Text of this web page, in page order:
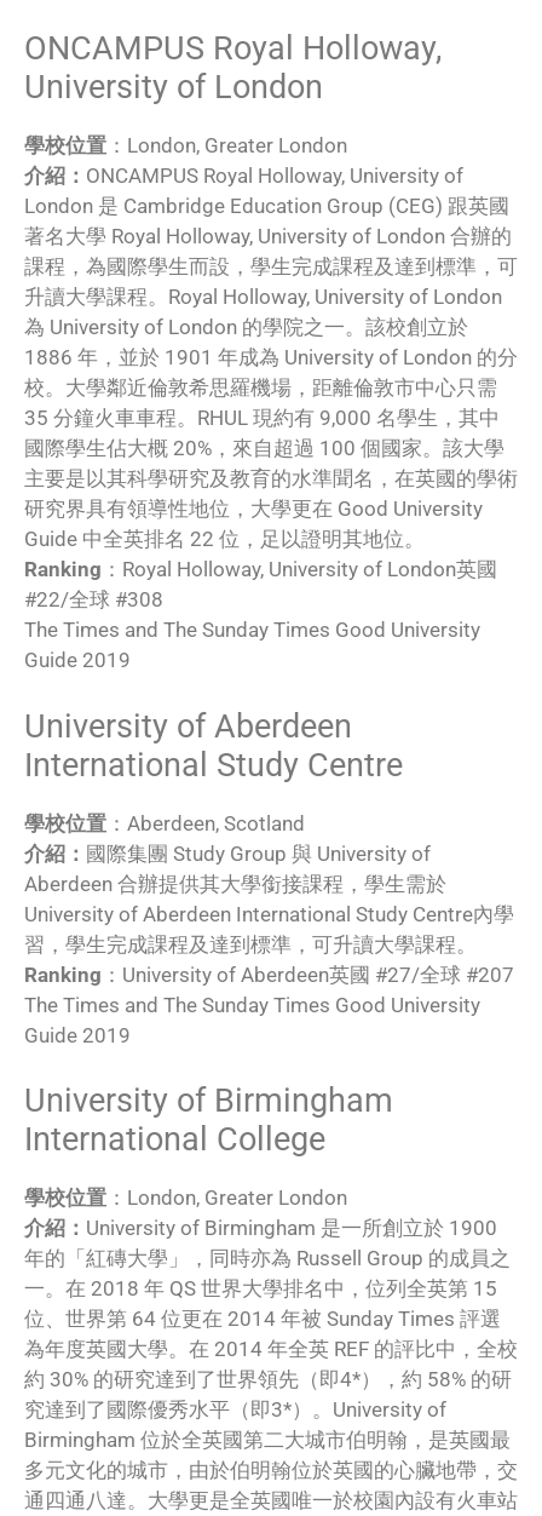
ONCAMPUS Royal Holloway,
University of London
學校位置 ：London, Greater London
介紹： ONCAMPUS Royal Holloway, University of
London 是 Cambridge Education Group (CEG) 跟英國
著名大學 Royal Holloway, University of London 合辦的
課程，為國際學生而設，學生完成課程及達到標準，可
升讀大學課程。Royal Holloway, University of London
為 University of London 的學院之一。該校創立於
1886 年，並於 1901 年成為 University of London 的分
校。大學鄰近倫敦希思羅機場，距離倫敦市中心只需
35 分鐘火車車程。RHUL 現約有 9,000 名學生，其中
國際學生佔大概 20%，來自超過 100 個國家。該大學
主要是以其科學研究及教育的水準聞名，在英國的學術
研究界具有領導性地位，大學更在 Good University
Guide 中全英排名 22 位，足以證明其地位。
Ranking ：Royal Holloway, University of London英國
#22/全球 #308
The Times and The Sunday Times Good University
Guide 2019
University of Aberdeen
International Study Centre
學校位置 ：Aberdeen, Scotland
介紹： 國際集團 Study Group 與 University of
Aberdeen 合辦提供其大學銜接課程，學生需於
University of Aberdeen International Study Centre內學
習，學生完成課程及達到標準，可升讀大學課程。
Ranking ：University of Aberdeen英國 #27/全球 #207
The Times and The Sunday Times Good University
Guide 2019
University of Birmingham
International College
學校位置 ：London, Greater London
介紹： University of Birmingham 是一所創立於 1900
年的「紅磚大學」，同時亦為 Russell Group 的成員之
一。在 2018 年 QS 世界大學排名中，位列全英第 15
位、世界第 64 位更在 2014 年被 Sunday Times 評選
為年度英國大學。在 2014 年全英 REF 的評比中，全校
約 30% 的研究達到了世界領先（即4*），約 58% 的研
究達到了國際優秀水平（即3*）。University of
Birmingham 位於全英國第二大城市伯明翰，是英國最
多元文化的城市，由於伯明翰位於英國的心臟地帶，交
通四通八達。大學更是全英國唯一於校園內設有火車站